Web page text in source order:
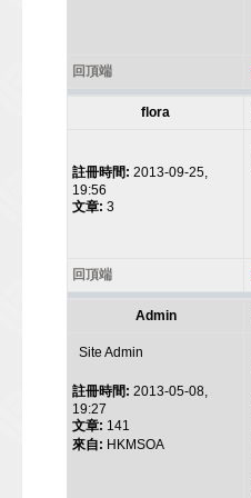
回頂端
flora
註冊時間: 2013-09-25,
19:56
文章: 3
回頂端
Admin
Site Admin
註冊時間: 2013-05-08,
19:27
文章: 141
來自: HKMSOA